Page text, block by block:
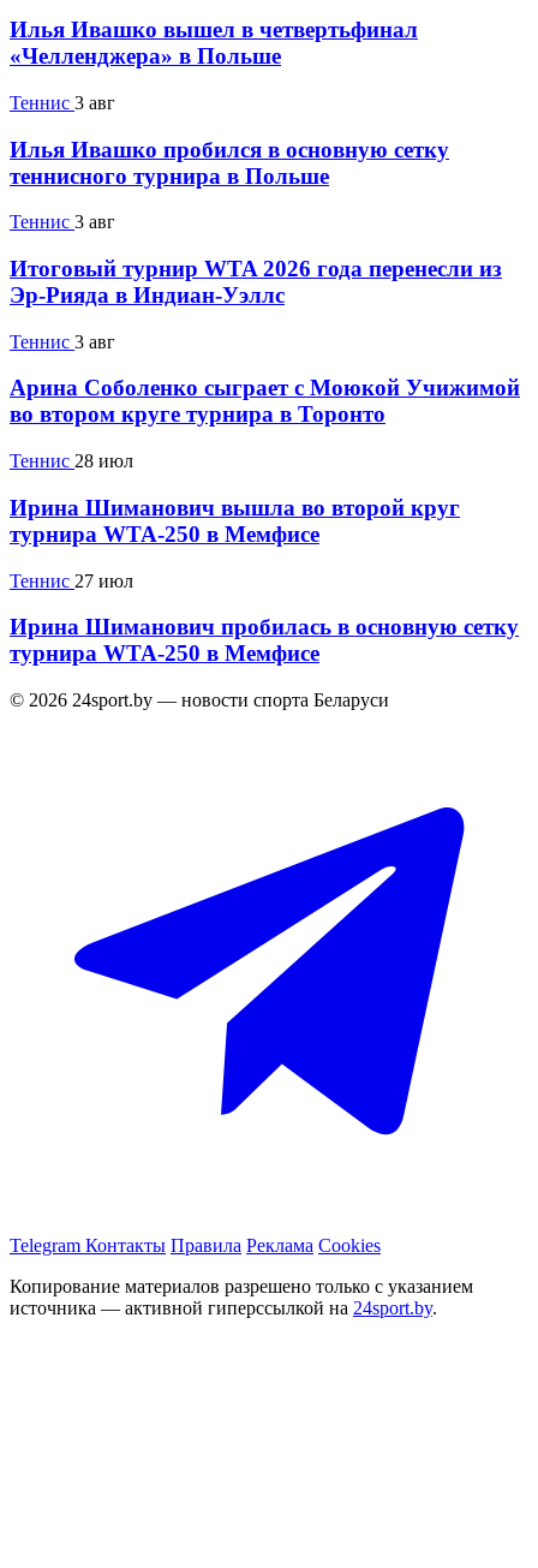
Илья Ивашко вышел в четвертьфинал
«Челленджера» в Польше
Теннис 3 авг
Илья Ивашко пробился в основную сетку
теннисного турнира в Польше
Теннис 3 авг
Итоговый турнир WTA 2026 года перенесли из
Эр-Рияда в Индиан-Уэллс
Теннис 3 авг
Арина Соболенко сыграет с Моюкой Учижимой
во втором круге турнира в Торонто
Теннис 28 июл
Ирина Шиманович вышла во второй круг
турнира WTA-250 в Мемфисе
Теннис 27 июл
Ирина Шиманович пробилась в основную сетку
турнира WTA-250 в Мемфисе
© 2026 24sport.by — новости спорта Беларуси
Telegram Контакты Правила Реклама Cookies
Копирование материалов разрешено только с указанием
источника — активной гиперссылкой на 24sport.by.